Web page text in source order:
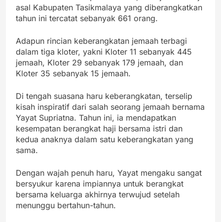
asal Kabupaten Tasikmalaya yang diberangkatkan
tahun ini tercatat sebanyak 661 orang.
Adapun rincian keberangkatan jemaah terbagi
dalam tiga kloter, yakni Kloter 11 sebanyak 445
jemaah, Kloter 29 sebanyak 179 jemaah, dan
Kloter 35 sebanyak 15 jemaah.
Di tengah suasana haru keberangkatan, terselip
kisah inspiratif dari salah seorang jemaah bernama
Yayat Supriatna. Tahun ini, ia mendapatkan
kesempatan berangkat haji bersama istri dan
kedua anaknya dalam satu keberangkatan yang
sama.
Dengan wajah penuh haru, Yayat mengaku sangat
bersyukur karena impiannya untuk berangkat
bersama keluarga akhirnya terwujud setelah
menunggu bertahun-tahun.